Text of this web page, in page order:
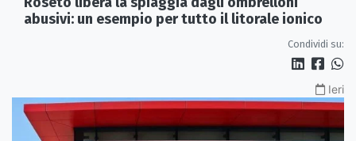
abusivi: un esempio per tutto il litorale ionico
Condividi su:
Ieri